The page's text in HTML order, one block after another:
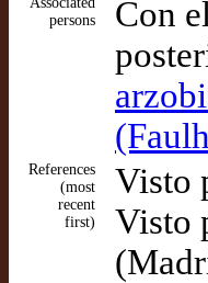
persons
Con
References
(most
recent
first)
Visto
Visto